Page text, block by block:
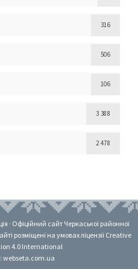
316
506
106
3 388
2 478
· Офіційний сайт Черкаської районної
розміщені на умовах ліцензії Creative
4.0 International
webseta.com.ua